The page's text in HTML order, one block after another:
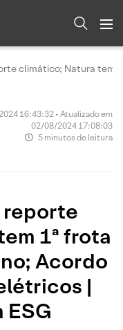
climático; Natura tem
16:43:32 • Atualizado em
02/08/2024 17:08:03
5 minutos de leitura
reporte
1ª frota
Acordo
|
ESG